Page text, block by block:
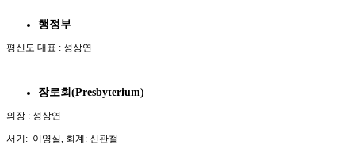
행정부
​평신도 대표 : 성상연
장로회 (Presbyterium)
의장 : 성상연
서기: 이영실, 회계: 신관철